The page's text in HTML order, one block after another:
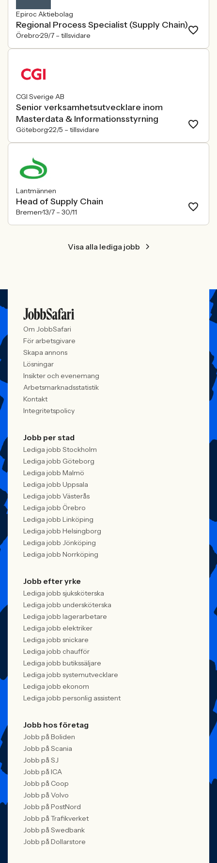
Epiroc Aktiebolag
Regional Process Specialist (Supply Chain)
Örebro29/7 – tillsvidare
CGI Sverige AB
Senior verksamhetsutvecklare inom
Masterdata & Informationsstyrning
Göteborg22/5 – tillsvidare
Lantmännen
Head of Supply Chain
Bremen13/7 – 30/11
Visa alla lediga jobb
Om JobbSafari
För arbetsgivare
Skapa annons
Lösningar
Insikter och evenemang
Arbetsmarknadsstatistik
Kontakt
Integritetspolicy
Jobb per stad
Lediga jobb Stockholm
Lediga jobb Göteborg
Lediga jobb Malmö
Lediga jobb Uppsala
Lediga jobb Västerås
Lediga jobb Örebro
Lediga jobb Linköping
Lediga jobb Helsingborg
Lediga jobb Jönköping
Lediga jobb Norrköping
Jobb efter yrke
Lediga jobb sjuksköterska
Lediga jobb undersköterska
Lediga jobb lagerarbetare
Lediga jobb elektriker
Lediga jobb snickare
Lediga jobb chaufför
Lediga jobb butikssäljare
Lediga jobb systemutvecklare
Lediga jobb ekonom
Lediga jobb personlig assistent
Jobb hos företag
Jobb på Boliden
Jobb på Scania
Jobb på SJ
Jobb på ICA
Jobb på Coop
Jobb på Volvo
Jobb på PostNord
Jobb på Trafikverket
Jobb på Swedbank
Jobb på Dollarstore